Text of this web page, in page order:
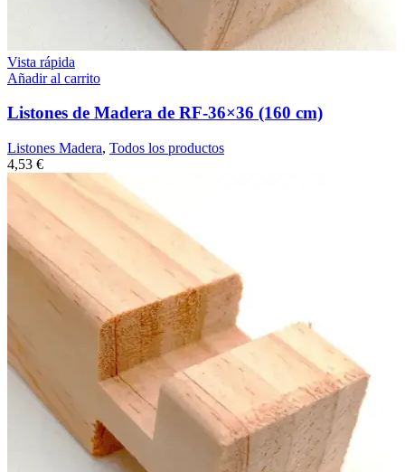
Vista rápida
Añadir al carrito
Listones de Madera de RF-36×36 (160 cm)
Listones Madera, Todos los productos
4,53 €